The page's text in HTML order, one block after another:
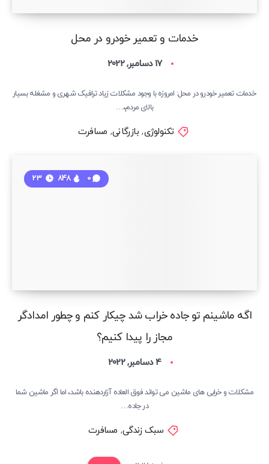
خدمات و تعمیر خودرو در محل
17 دسامبر, 2022
خدمات تعمیر خودرو در محل: امروزه با وجود مشکلات زیاد ترافیک شهری و مشغله بسیار
بالای مردم،…
تکنولوژی,بازرگانی, مسافرت
اگه ماشینم تو جاده خراب شد چیکار کنم و چطور امدادگر
مجاز را پیدا کنیم؟
0
848
4 دسامبر, 2022
مشکلات و خرابی های ماشین می تواند فوق العاده آزاردهنده باشد، اما اگر ماشین شما
در جاده…
سبک زندگی, مسافرت